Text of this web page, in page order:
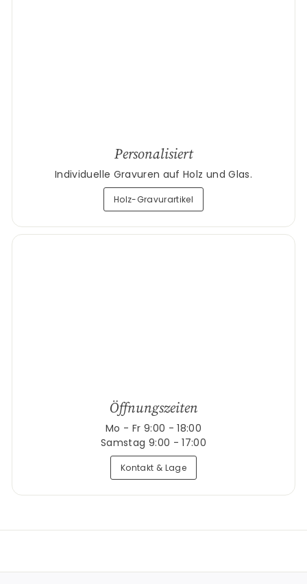
Personalisiert
Individuelle Gravuren auf Holz und Glas.
Holz-Gravurartikel
Öffnungszeiten
Mo - Fr 9:00 - 18:00
Samstag 9:00 - 17:00
Kontakt & Lage